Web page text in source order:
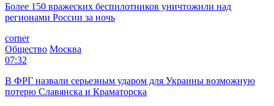
Более 150 вражеских беспилотников уничтожили над
регионами России за ночь
corner
Общество Москва
07:32
В ФРГ назвали серьезным ударом для Украины возможную
потерю Славянска и Краматорска